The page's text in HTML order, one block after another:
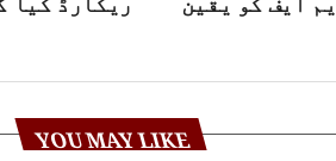
YOU MAY LIKE